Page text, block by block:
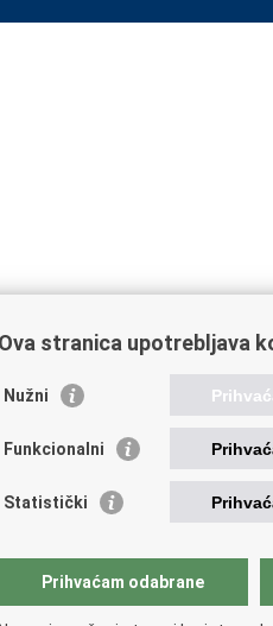
Ova stranica upotrebljava
Nužni
Funkcionalni
Statistički
Prihvaćam odabrane